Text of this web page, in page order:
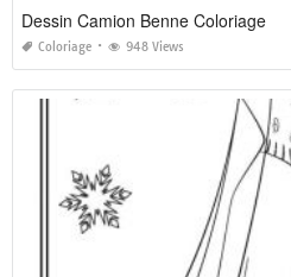
Dessin Camion Benne Coloriage
Coloriage 948 Views